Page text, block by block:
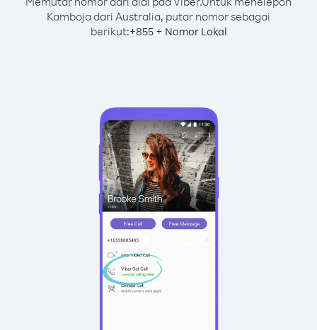
Kamboja dari Australia, putar nomor sebagai
berikut:+855+ Nomor Lokal